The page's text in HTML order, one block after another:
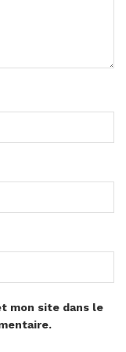
mon site dans le